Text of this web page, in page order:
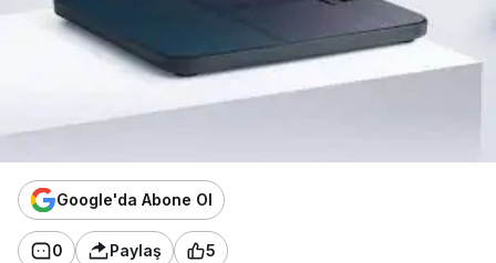
Google'da Abone Ol
0 Paylaş 5